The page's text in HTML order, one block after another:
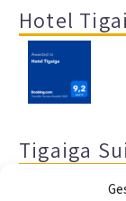
Hotel
Tigaiga